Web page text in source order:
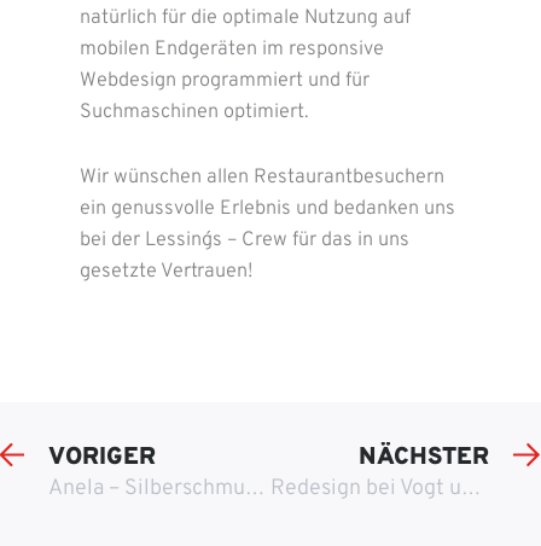
natürlich für die optimale Nutzung auf
mobilen Endgeräten im responsive
Webdesign programmiert und für
Suchmaschinen optimiert.
Wir wünschen allen Restaurantbesuchern
ein genussvolle Erlebnis und bedanken uns
bei der Lessing´s – Crew für das in uns
gesetzte Vertrauen!
VORIGER
Anela – Silberschmuck mit Eleganz
NÄCHSTER
Redesign bei Vogt und Sommer